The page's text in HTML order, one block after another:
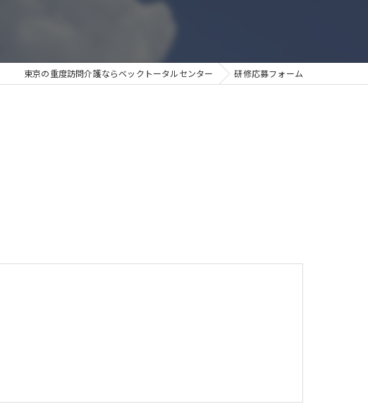
障害福祉サービス
東京の重度訪問介護ならベックトータルセンター 研修応募フォーム